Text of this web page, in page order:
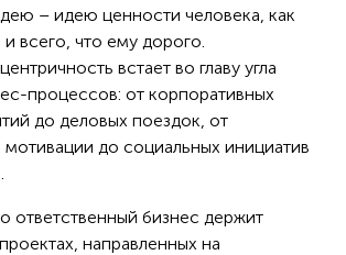
– идею ценности человека, как
всего, что ему дорого.
встает во главу угла
процессов: от корпоративных
до деловых поездок, от
до социальных инициатив
ответственный бизнес держит
направленных на